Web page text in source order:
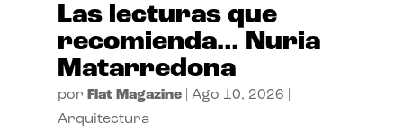
Las lecturas que
recomienda… Nuria
Matarredona
por Flat Magazine| Ago 10, 2026
Arquitectura